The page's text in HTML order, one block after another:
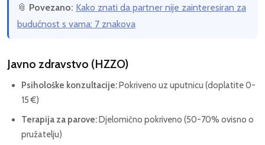
📎 Povezano: Kako znati da partner nije zainteresiran za
budućnost s vama: 7 znakova
Javno zdravstvo (HZZO)
Psihološke konzultacije:Pokriveno uz uputnicu (doplatite 0-
15 €)
Terapija za parove:Djelomično pokriveno (50-70% ovisno o
pružatelju)